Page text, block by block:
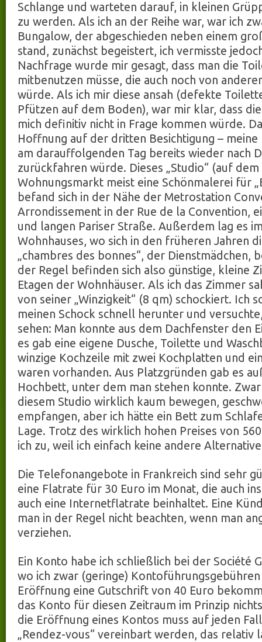
Schlange und warteten darauf, in kleinen
zu werden. Als ich an der Reihe war, war ich
Bungalow, der abgeschieden neben einem
stand, zunächst begeistert, ich vermisste
Nachfrage wurde mir gesagt, dass man die
mitbenutzen müsse, die auch noch von
würde. Als ich mir diese ansah (defekte
Pfützen auf dem Boden), war mir klar, dass
mich definitiv nicht in Frage kommen würde.
Hoffnung auf der dritten Besichtigung – meine
am darauffolgenden Tag bereits wieder nach
zurückfahren würde. Dieses „Studio“ (auf dem
Wohnungsmarkt meist eine Schönmalerei für
befand sich in der Nähe der Metrostation
Arrondissement in der Rue de la Convention,
und langen Pariser Straße. Außerdem lag es
Wohnhauses, wo sich in den früheren Jahren
„chambres des bonnes“, der Dienstmädchen,
der Regel befinden sich also günstige, kleine
Etagen der Wohnhäuser. Als ich das Zimmer
von seiner „Winzigkeit“ (8 qm) schockiert. Ich
meinen Schock schnell herunter und
sehen: Man konnte aus dem Dachfenster den
es gab eine eigene Dusche, Toilette und
winzige Kochzeile mit zwei Kochplatten und
waren vorhanden. Aus Platzgründen gab es
Hochbett, unter dem man stehen konnte.
diesem Studio wirklich kaum bewegen,
empfangen, aber ich hätte ein Bett zum
Lage. Trotz des wirklich hohen Preises von
ich zu, weil ich einfach keine andere
Die Telefonangebote in Frankreich sind sehr
eine Flatrate für 30 Euro im Monat, die auch
auch eine Internetflatrate beinhaltet. Eine
man in der Regel nicht beachten, wenn man
verziehen.
Ein Konto habe ich schließlich bei der Société
wo ich zwar (geringe)
Eröffnung eine Gutschrift von 40 Euro
das Konto für diesen Zeitraum im Prinzip
die Eröffnung eines Kontos muss auf jeden
„Rendez-vous“ vereinbart werden, das relativ